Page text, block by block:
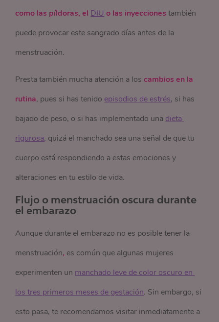
como las píldoras, el DIU o las inyecciones también
puede provocar este sangrado días antes de la
menstruación.
Presta también mucha atención a loscambios en la
rutina, pues si has tenido episodios de estrés, si has
bajado de peso, o si has implementado una dieta
rigurosa, quizá el manchado sea una señal de que tu
cuerpo está respondiendo a estas emociones y
alteraciones en tu estilo de vida.
Flujo o menstruación oscura durante
el embarazo
Aunque durante el embarazo no es posible tener la
menstruación, es común que algunas mujeres
experimenten un manchado leve de color oscuro en
los tres primeros meses de gestación. Sin embargo, si
esto pasa, te recomendamos visitar inmediatamente a